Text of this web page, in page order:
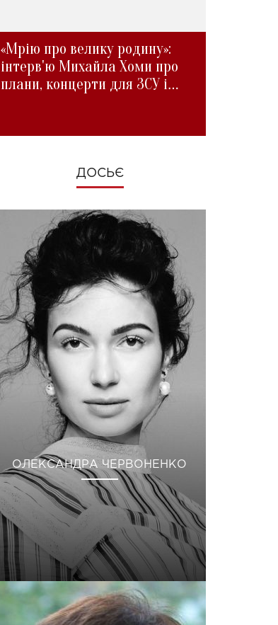
«Мрію про велику родину»:
інтерв'ю Михайла Хоми про
плани, концерти для ЗСУ і
ДОСЬЄ
ОЛЕКСАНДРА ЧЕРВОНЕНКО